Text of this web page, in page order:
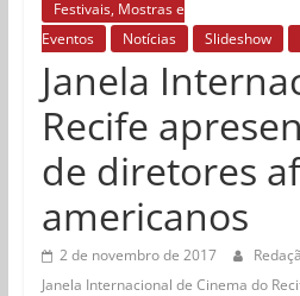
Festivais, Mostras e
Eventos
Notícias Slideshow
Janela
Recife
de diretores
americanos
2 de novembro de 2017
Janela Internacional de Cinema do